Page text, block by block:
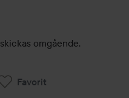
omgående.
Favorit